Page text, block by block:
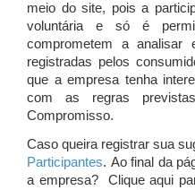
meio do site, pois a
voluntária e só é
comprometem a analisar
registradas pelos
que a empresa tenha
com as regras
Compromisso.
Caso queira registrar sua
Participantes. Ao final da
a empresa? Clique aqui